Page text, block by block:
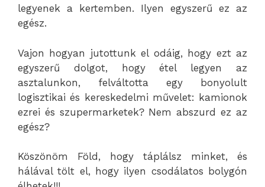
legyenek a kertemben. Ilyen egyszerű ez az
egész.
Vajon hogyan jutottunk el odáig, hogy ezt az
egyszerű dolgot, hogy étel legyen az
asztalunkon, felváltotta egy bonyolult
logisztikai és kereskedelmi művelet: kamionok
ezrei és szupermarketek? Nem abszurd ez az
egész?
Köszönöm Föld, hogy táplálsz minket, és
hálával tölt el, hogy ilyen csodálatos bolygón